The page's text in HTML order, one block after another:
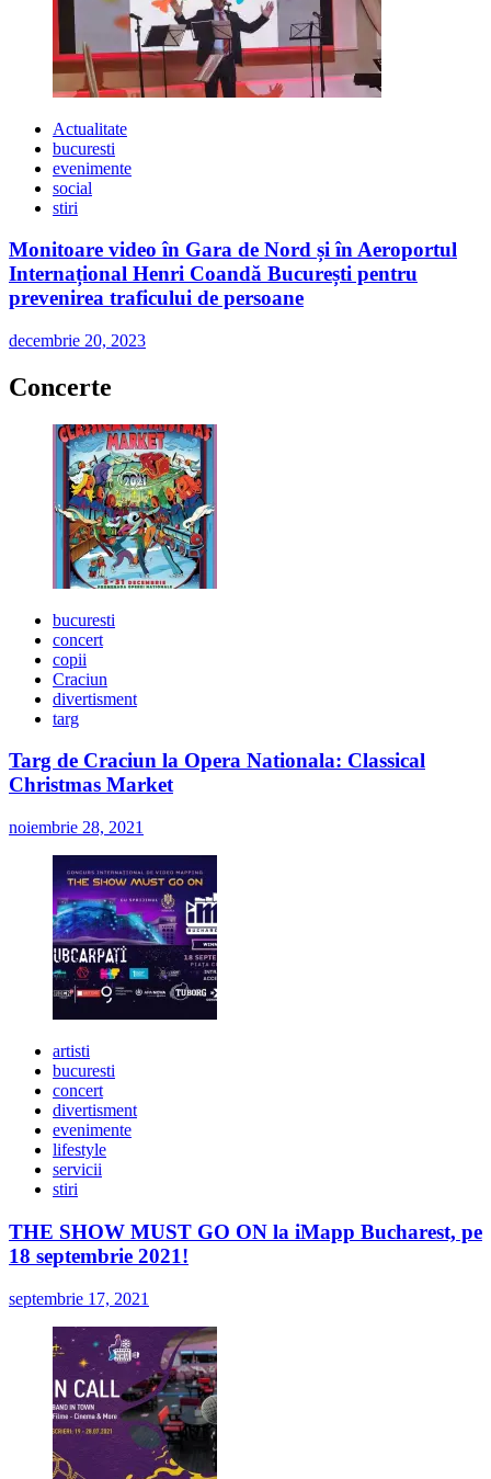
Actualitate
bucuresti
evenimente
social
stiri
Monitoare video în Gara de Nord și în Aeroportul
Internațional Henri Coandă București pentru
prevenirea traficului de persoane
decembrie 20, 2023
Concerte
bucuresti
concert
copii
Craciun
divertisment
targ
Targ de Craciun la Opera Nationala: Classical
Christmas Market
noiembrie 28, 2021
artisti
bucuresti
concert
divertisment
evenimente
lifestyle
servicii
stiri
THE SHOW MUST GO ON la iMapp Bucharest, pe
18 septembrie 2021!
septembrie 17, 2021